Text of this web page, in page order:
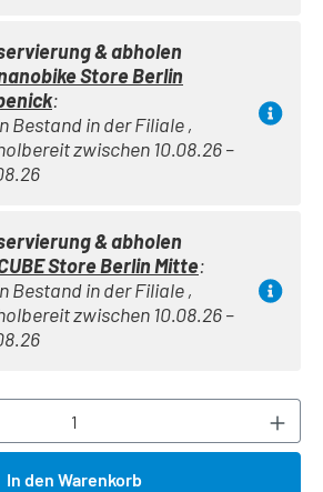
& abholen
Store Berlin
:
Bestand in der Filiale ,
zwischen 10.08.26 –
& abholen
Store Berlin Mitte:
Bestand in der Filiale ,
zwischen 10.08.26 –
Gib den gewünschten
In den Warenkorb